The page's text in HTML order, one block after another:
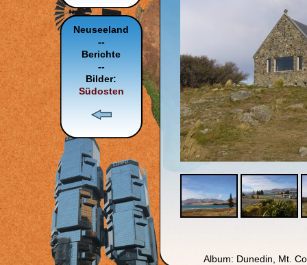
Neuseeland
--
Berichte
--
Bilder:
Südosten
Album: Dunedin, Mt.